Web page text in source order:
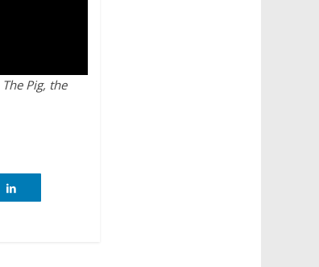
The Pig, the